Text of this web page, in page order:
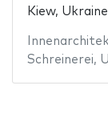
Kiew, Ukraine
Schreinerei,